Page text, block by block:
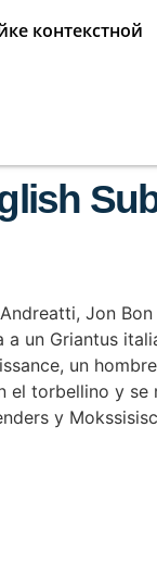
контекстной
Jon
un Griantus
un
torbellino y
y